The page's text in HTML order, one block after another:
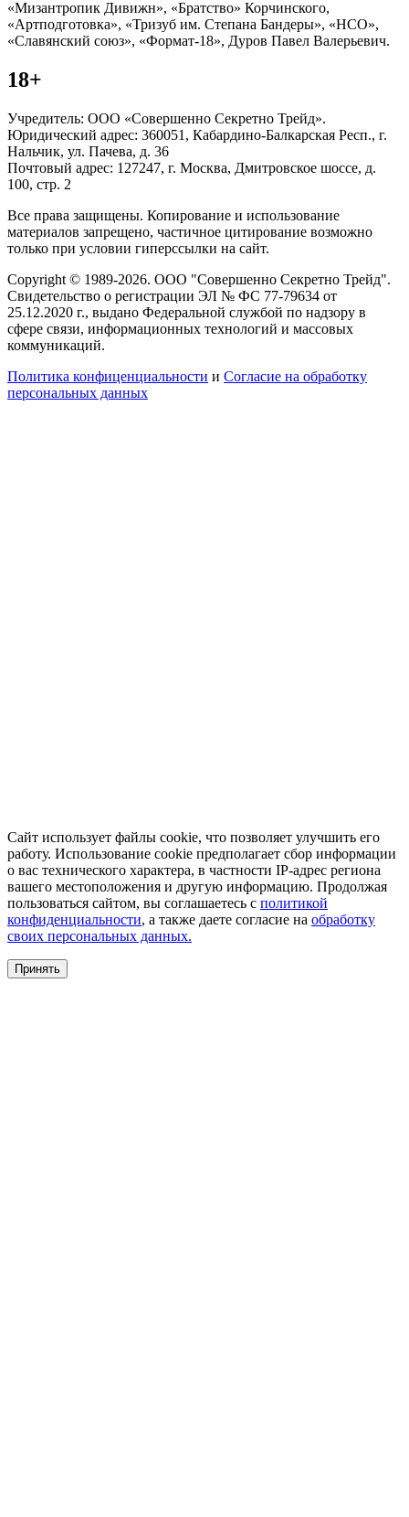
«Мизантропик Дивижн», «Братство» Корчинского,
«Артподготовка», «Тризуб им. Степана Бандеры», «НСО»,
«Славянский союз», «Формат-18», Дуров Павел Валерьевич.
18+
Учредитель: ООО «Совершенно Секретно Трейд».
Юридический адрес: 360051, Кабардино-Балкарская Респ., г.
Нальчик, ул. Пачева, д. 36
Почтовый адрес: 127247, г. Москва, Дмитровское шоссе, д.
100, стр. 2
Все права защищены. Копирование и использование
материалов запрещено, частичное цитирование возможно
только при условии гиперссылки на сайт.
Copyright © 1989-2026. ООО "Совершенно Секретно Трейд".
Свидетельство о регистрации ЭЛ № ФС 77-79634 от
25.12.2020 г., выдано Федеральной службой по надзору в
сфере связи, информационных технологий и массовых
коммуникаций.
Политика конфиценциальности и Согласие на обработку
персональных данных
Сайт использует файлы cookie, что позволяет улучшить его
работу. Использование cookie предполагает сбор информации
о вас технического характера, в частности IP-адрес региона
вашего местоположения и другую информацию. Продолжая
пользоваться сайтом, вы соглашаетесь с политикой
конфиденциальности, а также даете согласие на обработку
своих персональных данных.
Принять